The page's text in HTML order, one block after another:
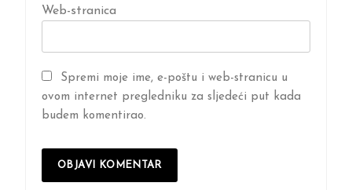
Web-stranica
Spremi moje ime, e-poštu i web-stranicu u
ovom internet pregledniku za sljedeći put kada
budem komentirao.